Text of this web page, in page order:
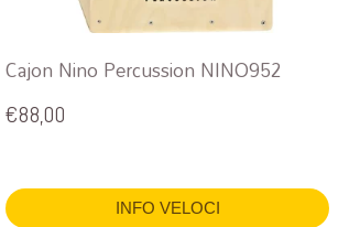
Cajon Nino Percussion NINO952
€88,00
INFO VELOCI